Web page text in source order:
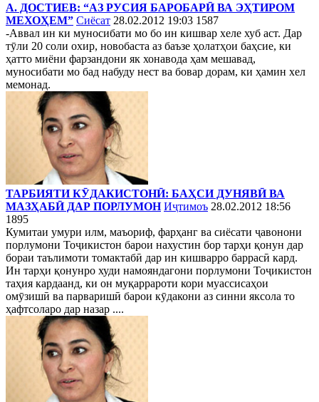
А. ДОСТИЕВ: “АЗ РУСИЯ БАРОБАРӢ ВА ЭҲТИРОМ
МЕХОҲЕМ” Сиёсат 28.02.2012 19:03 1587
-Аввал ин ки муносибати мо бо ин кишвар хеле хуб аст. Дар
тӯли 20 соли охир, новобаста аз баъзе ҳолатҳои баҳсие, ки
ҳатто миёни фарзандони як хонавода ҳам мешавад,
муносибати мо бад набуду нест ва бовар дорам, ки ҳамин хел
мемонад.
ТАРБИЯТИ КӮДАКИСТОНӢ: БАҲСИ ДУНЯВӢ ВА
МАЗҲАБӢ ДАР ПОРЛУМОН Иҷтимоъ 28.02.2012 18:56
1895
Кумитаи умури илм, маъориф, фарҳанг ва сиёсати ҷавонони
порлумони Тоҷикистон барои нахустин бор тарҳи қонун дар
бораи таълимоти томактабӣ дар ин кишварро баррасӣ кард.
Ин тарҳи қонунро худи намояндагони порлумони Тоҷикистон
таҳия кардаанд, ки он муқаррароти кори муассисаҳои
омӯзишӣ ва парваришӣ барои кӯдакони аз синни яксола то
ҳафтсоларо дар назар ....